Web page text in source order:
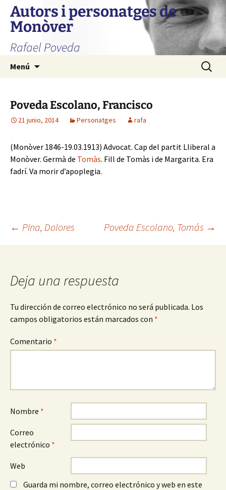
Autors i personatges de
Monòver
Rafael Poveda
Menú Buscar:
Poveda Escolano, Francisco
21 junio, 2014 Personatges rafa
(Monòver 1846-19.03.1913) Advocat. Cap del partit Lliberal a
Monòver. Germà de Tomàs. Fill de Tomàs i de Margarita. Era
fadrí. Va morir d’apoplegia.
Navegación
entradas
← Pina, Dolores Poveda Escolano, Tomás →
Deja una respuesta
Tu dirección de correo electrónico no será publicada. Los
campos obligatorios están marcados con *
Comentario *
Nombre *
Correo
electrónico *
Web
Guarda mi nombre, correo electrónico y web en este